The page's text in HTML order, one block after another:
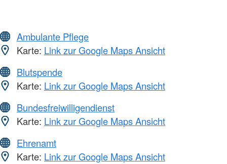
Ambulante Pflege
Karte: Link zur Google Maps Ansicht
Blutspende
Karte: Link zur Google Maps Ansicht
Bundesfreiwilligendienst
Karte: Link zur Google Maps Ansicht
Ehrenamt
Karte: Link zur Google Maps Ansicht